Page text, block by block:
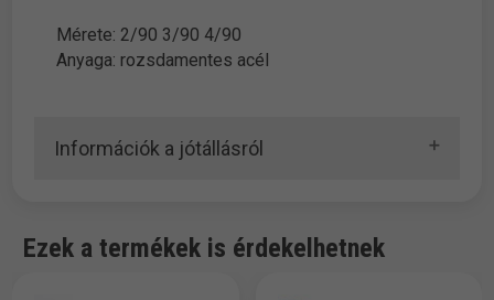
Mérete: 2/90 3/90 4/90
Anyaga: rozsdamentes acél
Információk a jótállásról
Ezek a termékek is érdekelhetnek